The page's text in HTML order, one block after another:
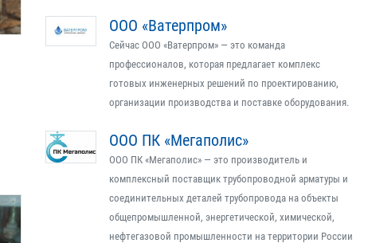
ООО «Ватерпром»
Сейчас ООО «Ватерпром» — это команда
профессионалов, которая предлагает комплекс
готовых инженерных решений по проектированию,
организации производства и поставке оборудования.
ООО ПК «Мегаполис»
ООО ПК «Мегаполис» — это производитель и
комплексный поставщик трубопроводной арматуры и
соединительных деталей трубопровода на объекты
общепромышленной, энергетической, химической,
нефтегазовой промышленности на территории России